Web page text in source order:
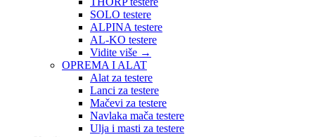
SOLO testere
ALPINA testere
AL-KO testere
Vidite više →
OPREMA I ALAT
Alat za testere
Lanci za testere
Mačevi za testere
Navlaka mača testere
Ulja i masti za testere